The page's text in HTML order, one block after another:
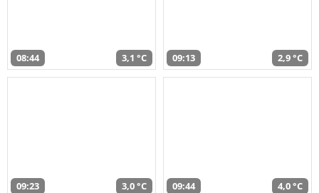
08:44 3,1 °C 09:13 2,9 °C
09:23 3,0 °C 09:44 4,0 °C